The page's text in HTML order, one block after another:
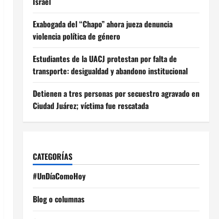
Exabogada del “Chapo” ahora jueza denuncia
violencia política de género
Estudiantes de la UACJ protestan por falta de
transporte: desigualdad y abandono institucional
Detienen a tres personas por secuestro agravado en
Ciudad Juárez; víctima fue rescatada
CATEGORÍAS
#UnDíaComoHoy
Blog o columnas